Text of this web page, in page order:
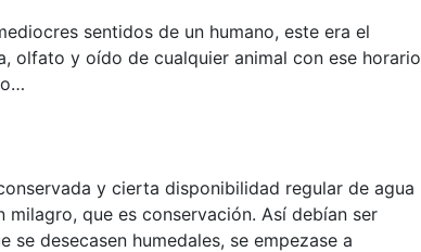
sentidos de un humano, este era el
olfato y oído de cualquier animal con ese horario
y cierta disponibilidad regular de agua
que es conservación. Así debían ser
se desecasen humedales, se empezase a